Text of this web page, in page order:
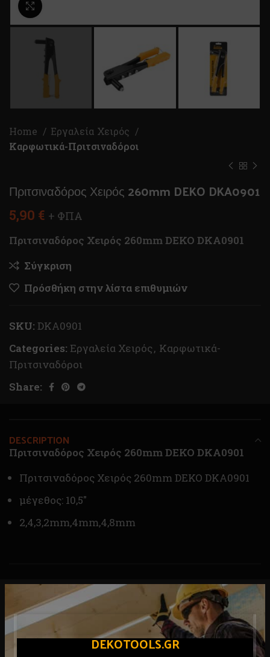
DEKOTOOLS.GR
Home
Εργαλεία Χειρός
Καρφωτικά-Πριτσιναδόροι
Πριτσιναδόρος Χειρός 260mm DEKO DKA0901
5,90 € + ΦΠΑ
Πριτσιναδόρος Χειρός 260mm DEKO DKA0901
Σύγκριση
Πρόσθήκη στην λίστα επιθυμιών
SKU: DKA0901
Categories: Εργαλεία Χειρός, Καρφωτικά-
Πριτσιναδόροι
Share:
DESCRIPTION
Πριτσιναδόρος Χειρός 260mm DEKO DKA0901
Πριτσιναδόρος Χειρός 260mm DEKO DKA0901
μέγεθος: 10,5″
2,4,3,2mm,4mm,4,8mm
RELATED PRODUCTS